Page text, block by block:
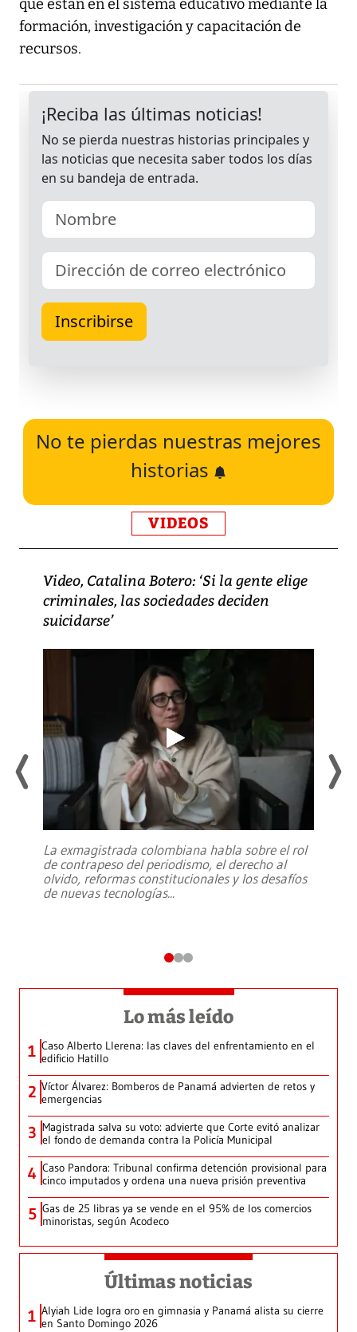
que están en el sistema educativo mediante la
formación, investigación y capacitación de
recursos.
No te pierdas nuestras mejores
historias
VIDEOS
Video, Catalina Botero: ‘Si la gente elige
criminales, las sociedades deciden
suicidarse’
La exmagistrada colombiana habla sobre el rol
de contrapeso del periodismo, el derecho al
olvido, reformas constitucionales y los desafíos
de nuevas tecnologías...
Lo más leído
1 Caso Alberto Llerena: las claves del enfrentamiento en el
edificio Hatillo
2 Víctor Álvarez: Bomberos de Panamá advierten de retos y
emergencias
3 Magistrada salva su voto: advierte que Corte evitó analizar
el fondo de demanda contra la Policía Municipal
4 Caso Pandora: Tribunal confirma detención provisional para
cinco imputados y ordena una nueva prisión preventiva
5 Gas de 25 libras ya se vende en el 95% de los comercios
minoristas, según Acodeco
Últimas noticias
1 Alyiah Lide logra oro en gimnasia y Panamá alista su cierre
en Santo Domingo 2026